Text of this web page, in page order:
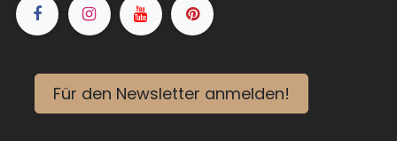
Für den Newsletter anmelden!